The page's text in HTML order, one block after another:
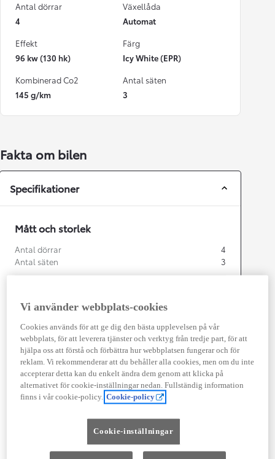
Antal dörrar
4
Växellåda
Automat
Effekt
96 kw (130 hk)
Färg
Icy White (EPR)
Kombinerad Co2
145 g/km
Antal säten
3
Fakta om bilen
Specifikationer
Mått och storlek
Antal dörrar
4
Antal säten
3
Length
4 403mm
Height
1 880
mm
Vi använder webbplats-cookies
Cookies används för att ge dig den bästa upplevelsen på vår
webbplats, för att leverera tjänster och verktyg från tredje part, för att
hjälpa oss att förstå och förbättra hur webbplatsen fungerar och för
reklam. Vi rekommenderar att du behåller alla cookies, men om du inte
accepterar detta kan du enkelt ändra dem genom att klicka på
alternativet för cookie-inställningar nedan. Fullständig information
finns i vår cookie-policy. Cookie-policy
Cookie-inställningar